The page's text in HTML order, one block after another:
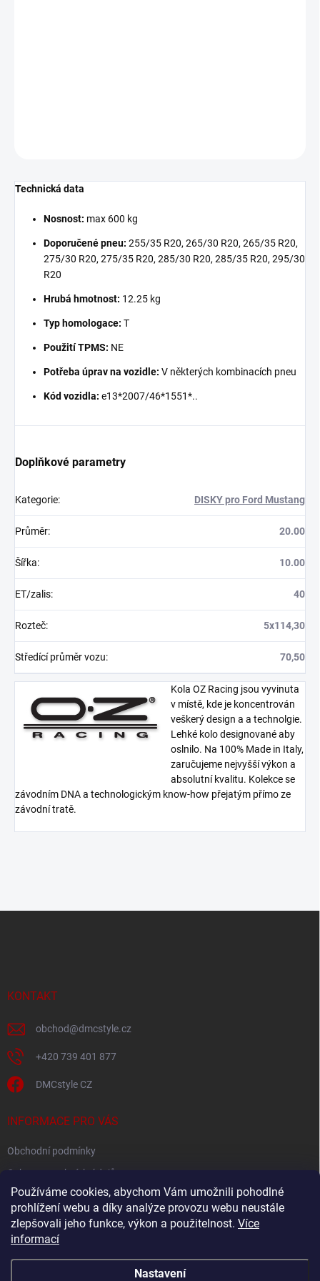
Používáme cookies, abychom Vám umožnili pohodlné
prohlížení webu a díky analýze provozu webu neustále
zlepšovali jeho funkce, výkon a použitelnost. Více
informací
Nastavení
Technická data
Nosnost: max 600 kg
Doporučené pneu: 255/35 R20, 265/30 R20, 265/35 R20,
275/30 R20, 275/35 R20, 285/30 R20, 285/35 R20, 295/30
R20
Hrubá hmotnost: 12.25 kg
Typ homologace: T
Použití TPMS: NE
Potřeba úprav na vozidle: V některých kombinacích pneu
Kód vozidla: e13*2007/46*1551*..
Doplňkové parametry
Kategorie: DISKY pro Ford Mustang
Průměr: 20.00
Šířka: 10.00
ET/zalis: 40
Rozteč: 5x114,30
Středící průměr vozu: 70,50
Kola OZ Racing jsou vyvinuta
v místě, kde je koncentrován
veškerý design a a technolgie.
Lehké kolo designované aby
oslnilo. Na 100% Made in Italy,
zaručujeme nejvyšší výkon a
absolutní kvalitu. Kolekce se
závodním DNA a technologickým know-how přejatým přímo ze
závodní tratě.
KONTAKT
obchod@dmcstyle.cz
+420 739 401 877
DMCstyle CZ
INFORMACE PRO VÁS
Obchodní podmínky
Ochrana osobních údajů
FACEBOOK